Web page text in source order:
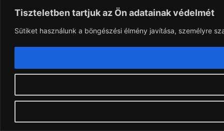
Tiszteletben tartjuk az Ön adatainak védelmét
Sütiket használunk a böngészési élmény javítása, személyre